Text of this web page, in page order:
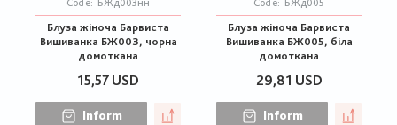
Code: БЖд003нн
Блуза жіноча Барвиста
Вишиванка БЖ003, чорна
домоткана
15,57 USD
Inform
Code: БЖд005
Блуза жіноча Барвиста
Вишиванка БЖ005, біла
домоткана
29,81 USD
Inform